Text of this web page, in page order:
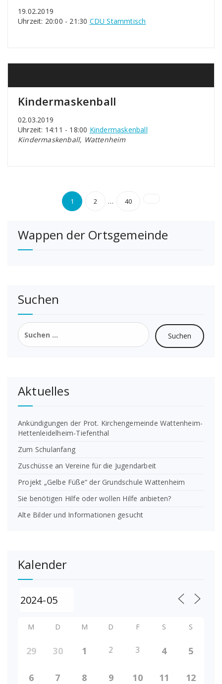
19.02.2019
Uhrzeit: 20:00 - 21:30 CDU Stammtisch
Kindermaskenball
02.03.2019
Uhrzeit: 14:11 - 18:00 Kindermaskenball
Kindermaskenball, Wattenheim
Beiträge
1 2 … 40
Wappen der Ortsgemeinde
Suchen
Suchen
nach:
Aktuelles
Ankündigungen der Prot. Kirchengemeinde Wattenheim-
Hettenleidelheim-Tiefenthal
Zum Schulanfang
Zuschüsse an Vereine für die Jugendarbeit
Projekt „Gelbe Füße“ der Grundschule Wattenheim
Sie benötigen Hilfe oder wollen Hilfe anbieten?
Alte Bilder und Informationen gesucht
Kalender
M D M D F S S
29 30 1 2 3 4 5
6 7 8 9 10 11 12